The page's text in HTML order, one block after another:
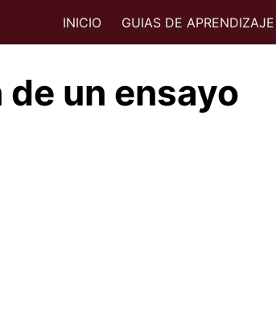
INICIO GUIAS DE APRENDIZAJE
un ensayo